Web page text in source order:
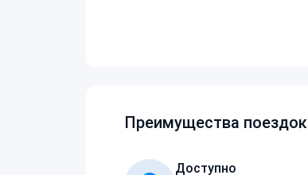
Преимущества
Доступно